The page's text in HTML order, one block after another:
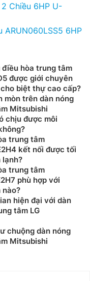
Chiều 6HP U-
ARUN060LSS5 6HP
điều hòa trung tâm
được giới chuyên
biệt thự cao cấp?
mòn trên dàn nóng
Mitsubishi
chịu được môi
trung tâm
kết nối được tối
lạnh?
trung tâm
phù hợp với
nào?
hiện đại với dàn
tâm LG
chuộng dàn nóng
Mitsubishi